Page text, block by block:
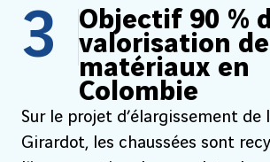
3 Objectif 90 %
valorisation
matériaux en
Colombie
Sur le projet d’élargissement de
Girardot, les chaussées sont